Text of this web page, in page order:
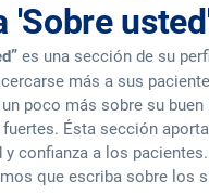
'Sobre
es una sección de su
más a sus
poco más sobre su buen
Ésta sección
y confianza a los
que escriba sobre los